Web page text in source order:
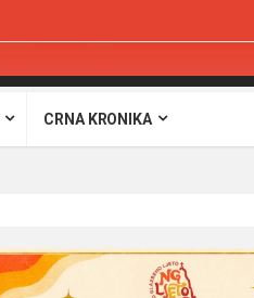
CRNA KRONIKA